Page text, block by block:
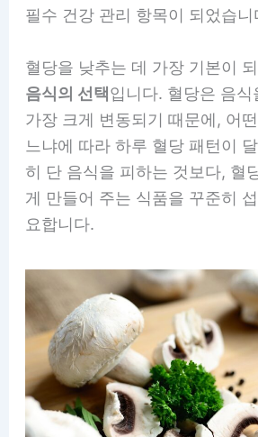
필수 건강 관리 항목이 되었습니
혈당을 낮추는 데 가장 기본이
음식의 선택입니다. 혈당은 음식
가장 크게 변동되기 때문에, 어
느냐에 따라 하루 혈당 패턴이
히 단 음식을 피하는 것보다, 혈
게 만들어 주는 식품을 꾸준히
요합니다.